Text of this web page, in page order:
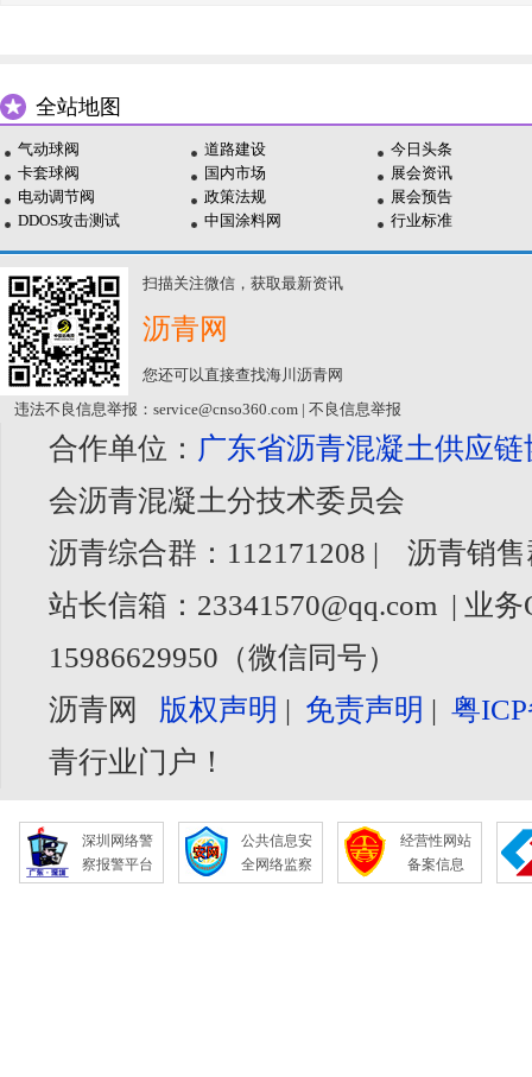
全站地图
气动球阀
卡套球阀
电动调节阀
DDOS攻击测试
道路建设
国内市场
政策法规
中国涂料网
今日头条
展会资讯
展会预告
行业标准
扫描关注微信，获取最新资讯
沥青网
您还可以直接查找海川沥青网
违法不良信息举报：service@cnso360.com | 不良信息举报
合作单位： 广东省沥青混凝土供应链
会沥青混凝土分技术委员会
沥青综合群：112171208 | 沥青销
站长信箱：23341570@qq.com | 业
15986629950（微信同号）
沥青网 版权声明 | 免责声明 | 粤
青行业门户！
深圳网络警
察报警平台
公共信息安
全网络监察
经营性网站
备案信息